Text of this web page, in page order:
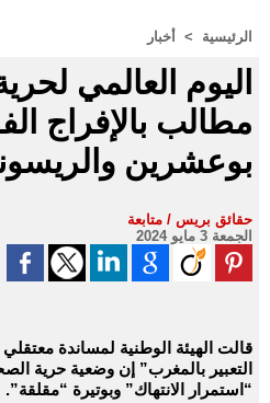
الرئيسية > أخبار
اليوم العالمي
مطالب بالإفراج
بوعشرين
حقائق بريس / متابعة
الجمعة 3 مايو 2024
قالت الهيئة الوطنية لمساندة
التعبير بالمغرب” إن وضعية حرية
“استمرار الانتهاك” وبوتيرة “مقلقة”.